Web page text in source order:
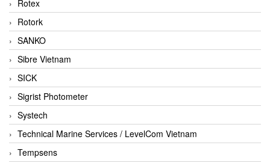
Rotex
Rotork
SANKO
Sibre Vietnam
SICK
Sigrist Photometer
Systech
Technical Marine Services / LevelCom Vietnam
Tempsens